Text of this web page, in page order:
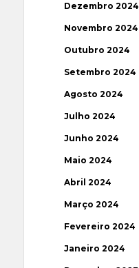
Dezembro 2024
Novembro 2024
Outubro 2024
Setembro 2024
Agosto 2024
Julho 2024
Junho 2024
Maio 2024
Abril 2024
Março 2024
Fevereiro 2024
Janeiro 2024